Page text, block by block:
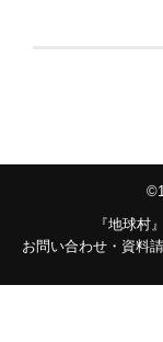
『地球村
お問い合わせ・資料